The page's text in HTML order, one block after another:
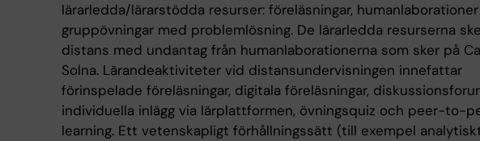
lärarledda/lärarstödda resurser: föreläsningar,
gruppövningar med problemlösning. De lärarledda resurserna
distans med undantag från humanlaborationerna som sker på
Solna. Lärandeaktiviteter vid distansundervisningen innefattar
förinspelade föreläsningar, digitala föreläsningar,
individuella inlägg via lärplattformen, övningsquiz och peer-to-
learning. Ett vetenskapligt förhållningssätt (till exempel